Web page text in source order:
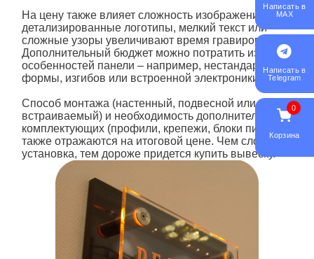
На цену также влияет сложность изображения:
детализированные логотипы, мелкий текст или
сложные узоры увеличивают время гравировки.
Дополнительный бюджет можно потратить из-за
особенностей панели – например, нестандартной
формы, изгибов или встроенной электроники.
Способ монтажа (настенный, подвесной или
встраиваемый) и необходимость дополнительных
комплектующих (профили, крепежи, блоки питания)
также отражаются на итоговой цене. Чем сложнее
установка, тем дороже придется купитьвывеску.
Написать в
MAX
Написать в
Telegram
0
Корзина